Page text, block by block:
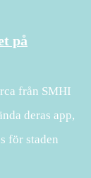
på
från SMHI
deras app,
för staden